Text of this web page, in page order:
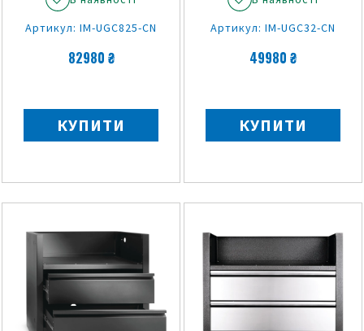
Артикул: IM-UGC825-CN
82980 ₴
КУПИТИ
Артикул: IM-UGC32-CN
49980 ₴
КУПИТИ